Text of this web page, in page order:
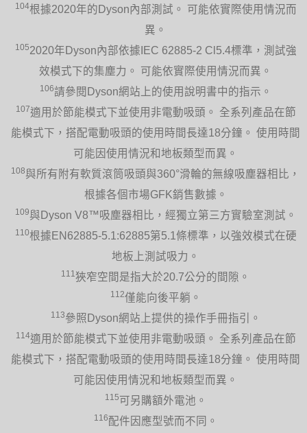
104根據2020年的Dyson內部測試。 可能依實際使用情況而
異。
1052020年Dyson內部依據IEC 62885-2 Cl5.4標準，測試強
效模式下的集塵力。 可能依實際使用情況而異。
106請參閱Dyson網站上的使用說明書中的指示。
107適用於節能模式下並使用非電動吸頭。 全系列產品在節
能模式下，搭配電動吸頭的使用時間長達18分鐘。 使用時間
可能因使用情況和地板類型而異。
108與所有附有軟質滾筒吸頭與360°滑輪的無線吸塵器相比，
根據各個市場GFK銷售數據。
109與Dyson V8™吸塵器相比，經獨立第三方實驗室測試。
110根據EN62885-5.1:62885第5.1條標準，以強效模式在硬
地板上測試吸力。
111 狹窄空間是指大於20.7公分的間隙。
112僅能向後平躺。
113參照Dyson網站上提供的操作手冊指引。
114適用於節能模式下並使用非電動吸頭。 全系列產品在節
能模式下，搭配電動吸頭的使用時間長達18分鐘。 使用時間
可能因使用情況和地板類型而異。
115可另購額外電池。
116配件因應型號而不同。